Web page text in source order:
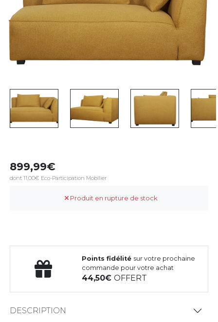
899,99
dont 11,00€ Eco-Participation Mobilier
Produit en rupture de stock
Points fidélité sur votre prochaine
commande pour votre achat
44,50OFFERT
DESCRIPTION